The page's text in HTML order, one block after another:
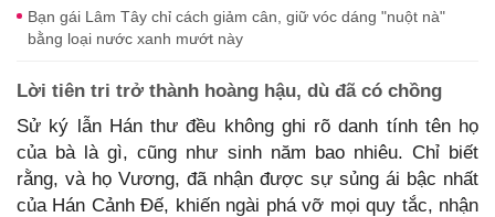
Bạn gái Lâm Tây chỉ cách giảm cân, giữ vóc dáng "nuột nà"
bằng loại nước xanh mướt này
Lời tiên tri trở thành hoàng hậu, dù đã có chồng
Sử ký lẫn Hán thư đều không ghi rõ danh tính tên họ
của bà là gì, cũng như sinh năm bao nhiêu. Chỉ biết
rằng, và họ Vương, đã nhận được sự sủng ái bậc nhất
của Hán Cảnh Đế, khiến ngài phá vỡ mọi quy tắc, nhận